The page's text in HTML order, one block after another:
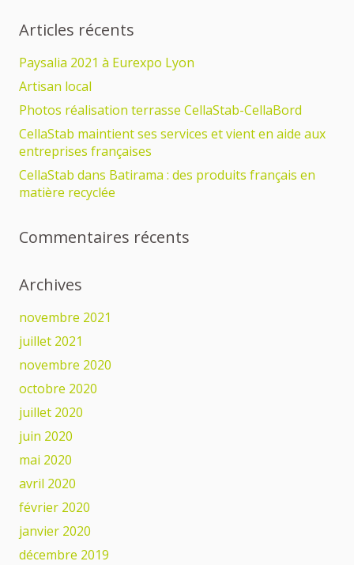
Articles récents
Paysalia 2021 à Eurexpo Lyon
Artisan local
Photos réalisation terrasse CellaStab-CellaBord
CellaStab maintient ses services et vient en aide aux
entreprises françaises
CellaStab dans Batirama : des produits français en
matière recyclée
Commentaires récents
Archives
novembre 2021
juillet 2021
novembre 2020
octobre 2020
juillet 2020
juin 2020
mai 2020
avril 2020
février 2020
janvier 2020
décembre 2019